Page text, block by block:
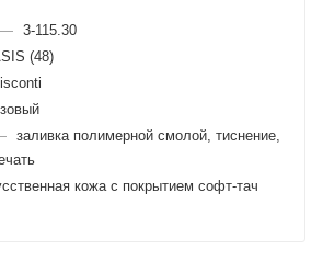
— 3-115.30
(48)
заливка полимерной смолой, тиснение,
кожа с покрытием софт-тач